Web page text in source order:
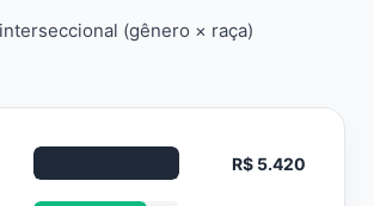
(gênero × raça)
R$ 5.420